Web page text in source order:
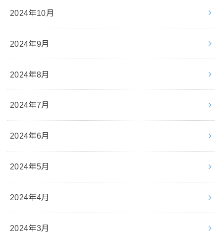
2024年10月
2024年9月
2024年8月
2024年7月
2024年6月
2024年5月
2024年4月
2024年3月